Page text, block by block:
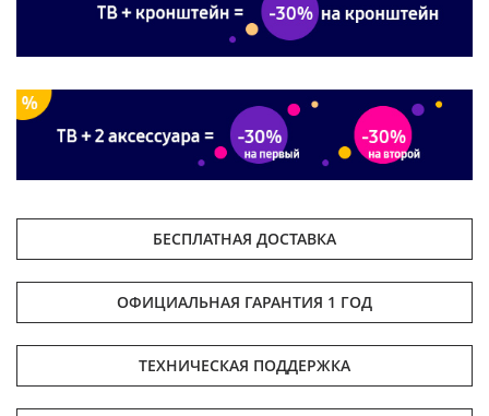
БЕСПЛАТНАЯ ДОСТАВКА
ОФИЦИАЛЬНАЯ ГАРАНТИЯ 1 ГОД
ТЕХНИЧЕСКАЯ ПОДДЕРЖКА